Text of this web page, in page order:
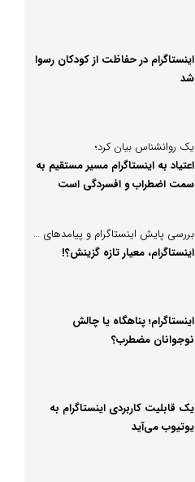
اینستاگرام در حفاظت از کودکان رسوا
شد
یک روانشناس بیان کرد؛
اعتیاد به اینستاگرام مسیر مستقیم به
سمت اضطراب و افسردگی است
بررسی پایش اینستاگرام و پیامدهای حقوقی، اجتماعی و روانی آن
اینستاگرام، معیار تازه گزینش؟!
اینستاگرام؛ پناهگاه یا چالش
نوجوانان مضطرب؟
یک قابلیت کاربردی اینستاگرام به
یوتیوب می‌آید